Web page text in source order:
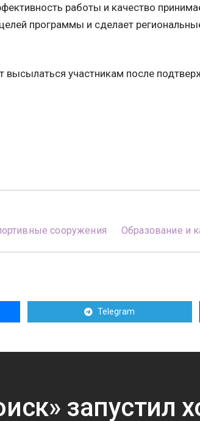
работы и качество
программы и сделает
высылаться участникам после
сооружения Образование и
Telegram
запустил